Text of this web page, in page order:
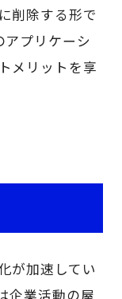
削除する形で
プリケーシ
メリットを享
が加速してい
企業活動の屋